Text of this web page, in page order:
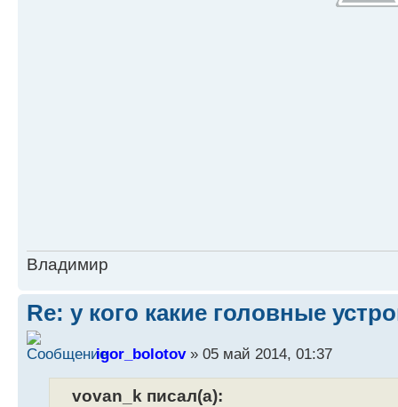
Владимир
Re: у кого какие головные
igor_bolotov» 05 май 2014, 01:37
vovan_k писал(а):